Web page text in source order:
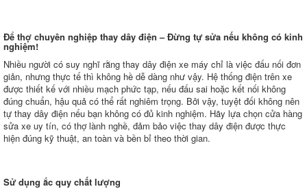
Để thợ chuyên nghiệp thay dây điện – Đừng tự sửa nếu không có kinh
nghiệm!
Nhiều người có suy nghĩ rằng thay dây điện xe máy chỉ là việc đấu nối đơn
giản, nhưng thực tế thì không hề dễ dàng như vậy. Hệ thống điện trên xe
được thiết kế với nhiều mạch phức tạp, nếu đấu sai hoặc kết nối không
đúng chuẩn, hậu quả có thể rất nghiêm trọng. Bởi vậy, tuyệt đối không nên
tự thay dây điện nếu bạn không có đủ kinh nghiệm. Hãy lựa chọn cửa hàng
sửa xe uy tín, có thợ lành nghề, đảm bảo việc thay dây điện được thực
hiện đúng kỹ thuật, an toàn và bền bỉ theo thời gian.
Sử dụng ắc quy chất lượng